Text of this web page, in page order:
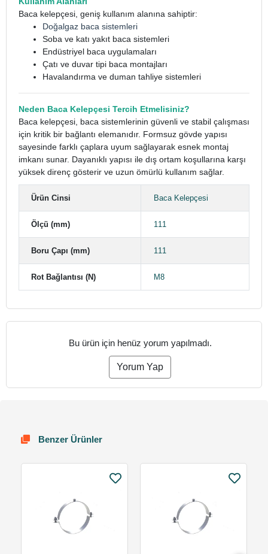
Baca kelepçesi, geniş kullanım alanına sahiptir:
Doğalgaz baca sistemleri
Soba ve katı yakıt baca sistemleri
Endüstriyel baca uygulamaları
Çatı ve duvar tipi baca montajları
Havalandırma ve duman tahliye sistemleri
Neden Baca Kelepçesi Tercih Etmelisiniz?
Baca kelepçesi, baca sistemlerinin güvenli ve stabil çalışması
için kritik bir bağlantı elemanıdır. Formsuz gövde yapısı
sayesinde farklı çaplara uyum sağlayarak esnek montaj
imkanı sunar. Dayanıklı yapısı ile dış ortam koşullarına karşı
yüksek direnç gösterir ve uzun ömürlü kullanım sağlar.
Ürün Cinsi Baca Kelepçesi
Ölçü (mm) 111
Boru Çapı (mm) 111
Rot Bağlantısı (N) M8
Bu ürün için henüz yorum yapılmadı.
Yorum Yap
Benzer Ürünler